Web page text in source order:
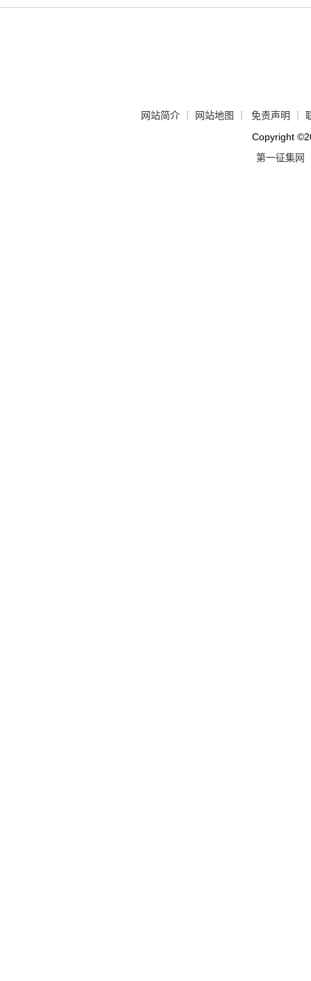
网站简介 ┊ 网站地图 ┊ 免责声明 ┊
Copyright ©
第一征集网